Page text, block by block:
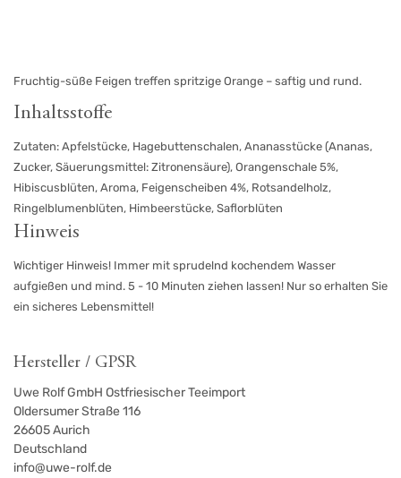
Fruchtig-süße Feigen treffen spritzige Orange – saftig und rund.
Inhaltsstoffe
Zutaten: Apfelstücke, Hagebuttenschalen, Ananasstücke (Ananas,
Zucker, Säuerungsmittel: Zitronensäure), Orangenschale 5%,
Hibiscusblüten, Aroma, Feigenscheiben 4%, Rotsandelholz,
Ringelblumenblüten, Himbeerstücke, Saflorblüten
Hinweis
Wichtiger Hinweis! Immer mit sprudelnd kochendem Wasser
aufgießen und mind. 5 - 10 Minuten ziehen lassen! Nur so erhalten Sie
ein sicheres Lebensmittel!
Hersteller / GPSR
Uwe Rolf GmbH Ostfriesischer Teeimport
Oldersumer Straße 116
26605Aurich
Deutschland
info@uwe-rolf.de